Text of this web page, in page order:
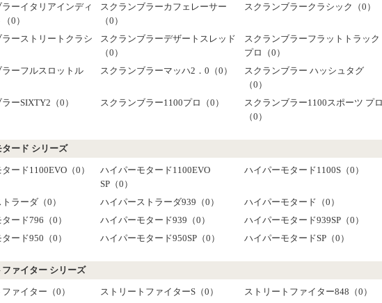
ラーイタリアインディ
0）
スクランブラーカフェレーサー
（0）
スクランブラークラシック（0）
ラーストリートクラシ
スクランブラーデザートスレッド
（0）
スクランブラーフラットトラック
プロ（0）
ラーフルスロットル
スクランブラーマッハ2．0（0）
スクランブラー ハッシュタグ
（0）
ーSIXTY2（0）
スクランブラー1100プロ（0）
スクランブラー1100スポーツ プ
（0）
ード シリーズ
ード1100EVO（0）
ハイパーモタード1100EVO
SP（0）
ハイパーモタード1100S（0）
ラーダ（0） ハイパーストラーダ939（0）
ハイパーモタード（0）
ード796（0）
ハイパーモタード939（0）
ハイパーモタード939SP（0）
ード950（0）
ハイパーモタード950SP（0） ハイパーモタードSP（0）
ファイター シリーズ
ァイター（0） ストリートファイターS（0）
ストリートファイター848（0）